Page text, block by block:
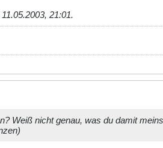
11.05.2003, 21:01.
Weiß nicht genau, was du damit